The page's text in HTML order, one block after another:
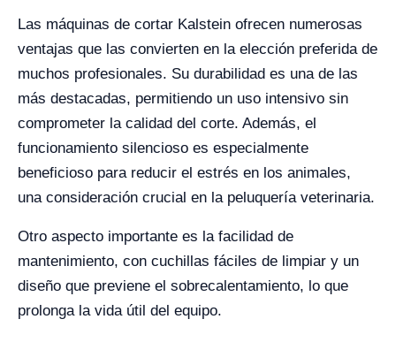
Las máquinas de cortar Kalstein ofrecen numerosas
ventajas que las convierten en la elección preferida de
muchos profesionales. Su durabilidad es una de las
más destacadas, permitiendo un uso intensivo sin
comprometer la calidad del corte. Además, el
funcionamiento silencioso es especialmente
beneficioso para reducir el estrés en los animales,
una consideración crucial en la peluquería veterinaria.
Otro aspecto importante es la facilidad de
mantenimiento, con cuchillas fáciles de limpiar y un
diseño que previene el sobrecalentamiento, lo que
prolonga la vida útil del equipo.